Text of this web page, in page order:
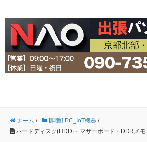
ホーム / [調整] PC_IoT機器 /
ハードディスク(HDD)・マザーボード・DDRメ